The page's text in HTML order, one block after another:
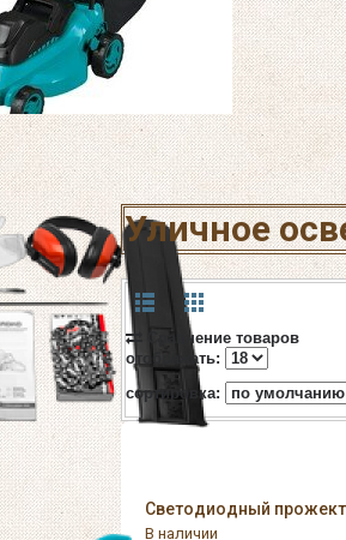
Уличное
Сравнение товаров
отображать:
cортировка:
Светодиодный
В наличии